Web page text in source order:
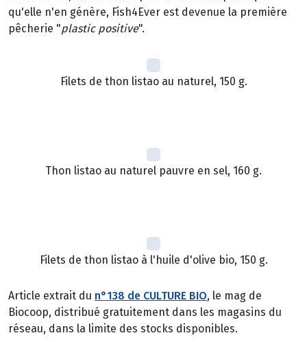
qu'elle n'en génère, Fish4Ever est devenue la première
pêcherie "plastic positive".
Filets de thon listao au naturel, 150 g.
Thon listao au naturel pauvre en sel, 160 g.
Filets de thon listao à l'huile d'olive bio, 150 g.
Article extrait du n°138 de CULTURE BIO, le mag de
Biocoop, distribué gratuitement dans les magasins du
réseau, dans la limite des stocks disponibles.